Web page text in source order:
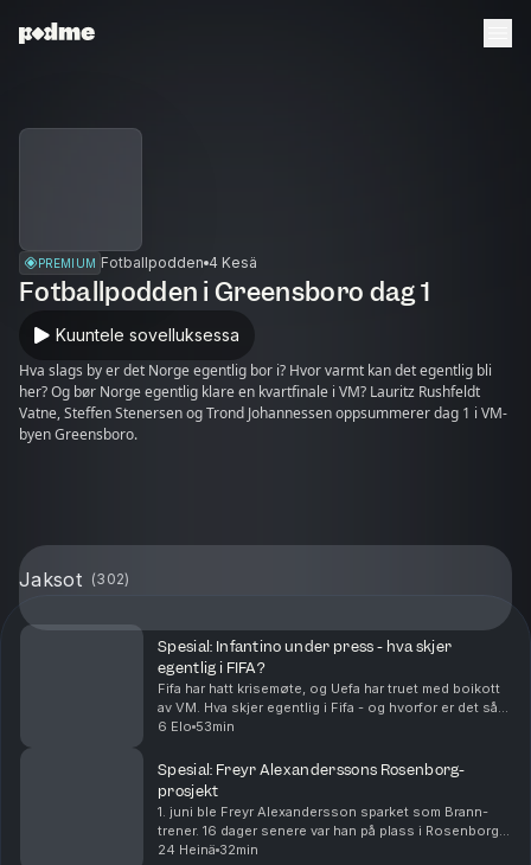
PREMIUM Fotballpodden 4 Kesä
Fotballpodden i Greensboro dag 1
Kuuntele sovelluksessa
Hva slags by er det Norge egentlig bor i? Hvor varmt kan det egentlig bli
her? Og bør Norge egentlig klare en kvartfinale i VM? Lauritz Rushfeldt
Vatne, Steffen Stenersen og Trond Johannessen oppsummerer dag 1 i VM-
byen Greensboro.
Jaksot (302)
Spesial: Infantino under press - hva skjer
egentlig i FIFA?
Fifa har hatt krisemøte, og Uefa har truet med boikott
av VM. Hva skjer egentlig i Fifa - og hvorfor er det så
steile fronter?
6 Elo 53min
Spesial: Freyr Alexanderssons Rosenborg-
prosjekt
1. juni ble Freyr Alexandersson sparket som Brann-
trener. 16 dager senere var han på plass i Rosenborg. I
denne episoden snakker Alexandersson om hvordan
24 Heinä 32min